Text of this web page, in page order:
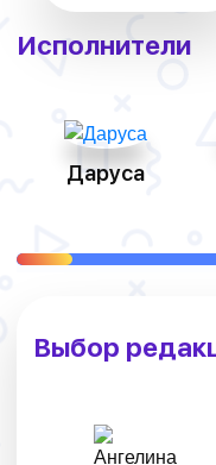
Исполнители
Даруса
Выбор